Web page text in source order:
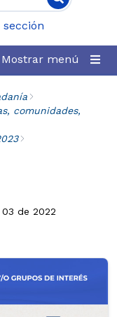
sección
Mostrar menú
comunidades,
de 2022